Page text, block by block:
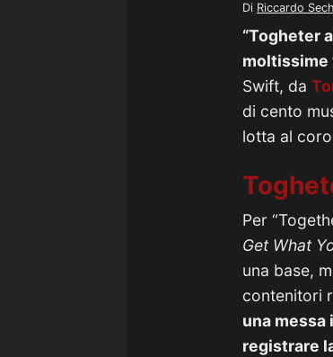
Di Riccardo
“Togheter
moltissime
Swift, da
di cento
lotta al
Per
Get What
una base,
contenitori
una
registrare